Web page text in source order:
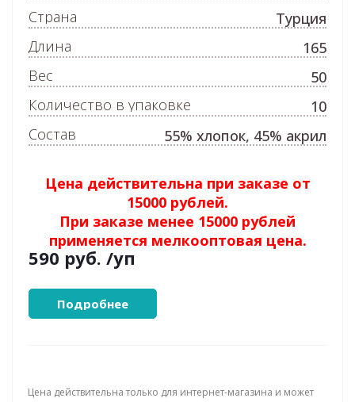
Цена действительна при заказе от
15000 рублей.
При заказе менее 15000 рублей
применяется мелкооптовая цена.
590 руб. /уп
Подробнее
Страна
Турция
Длина
165
Вес
50
Количество в упаковке
10
Состав
55% хлопок, 45% акрил
Цена действительна только для интернет-магазина и может